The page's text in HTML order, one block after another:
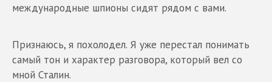
международные шпионы сидят рядом с вами.
Признаюсь, я похолодел. Я уже перестал понимать
самый тон и характер разговора, который вел со
мной Сталин.